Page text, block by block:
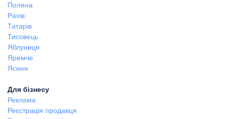
Поляна
Рахів
Татарів
Тисовець
Яблуниця
Яремче
Ясиня
Для бізнесу
Реклама
Реєстрація продавця